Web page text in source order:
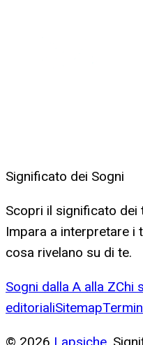
Significato dei Sogni
Scopri il significato dei
Impara a interpretare i
cosa rivelano su di te.
Sogni dalla A alla ZChi
editorialiSitemap
© 2026 Lapsiche .